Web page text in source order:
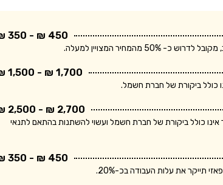
450 ₪ - 350 ₪
המצויין למעלה.
1,700 ₪ - 1,500 ₪
2,700 ₪ - 2,500 ₪
פאזי הכולל מפסק ראשי ו- 10 מאמ"תים. המחיר אינו כולל ביקורת של חברת חשמל ועשוי להשתנות בהתאם לתנאי
450 ₪ - 350 ₪
את עלות העבודה בכ-20%.